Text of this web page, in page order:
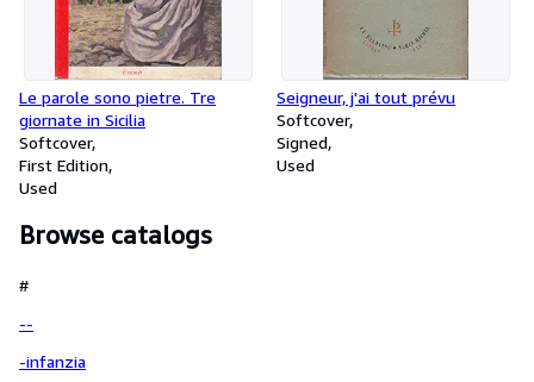
Le parole sono pietre. Tre
giornate in Sicilia
Softcover
First Edition
Used
Seigneur, j'ai tout prévu
Softcover
Signed
Used
Browse catalogs
#
--
-infanzia